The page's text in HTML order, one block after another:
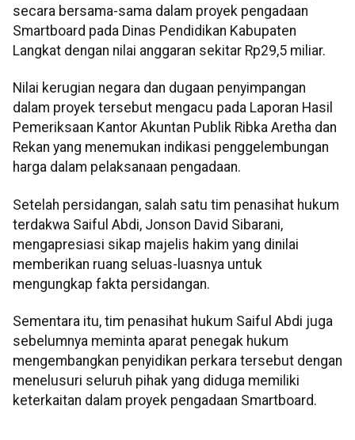
secara bersama-sama dalam proyek pengadaan
Smartboard pada Dinas Pendidikan Kabupaten
Langkat dengan nilai anggaran sekitar Rp29,5 miliar.
Nilai kerugian negara dan dugaan penyimpangan
dalam proyek tersebut mengacu pada Laporan Hasil
Pemeriksaan Kantor Akuntan Publik Ribka Aretha dan
Rekan yang menemukan indikasi penggelembungan
harga dalam pelaksanaan pengadaan.
Setelah persidangan, salah satu tim penasihat hukum
terdakwa Saiful Abdi, Jonson David Sibarani,
mengapresiasi sikap majelis hakim yang dinilai
memberikan ruang seluas-luasnya untuk
mengungkap fakta persidangan.
Sementara itu, tim penasihat hukum Saiful Abdi juga
sebelumnya meminta aparat penegak hukum
mengembangkan penyidikan perkara tersebut dengan
menelusuri seluruh pihak yang diduga memiliki
keterkaitan dalam proyek pengadaan Smartboard.